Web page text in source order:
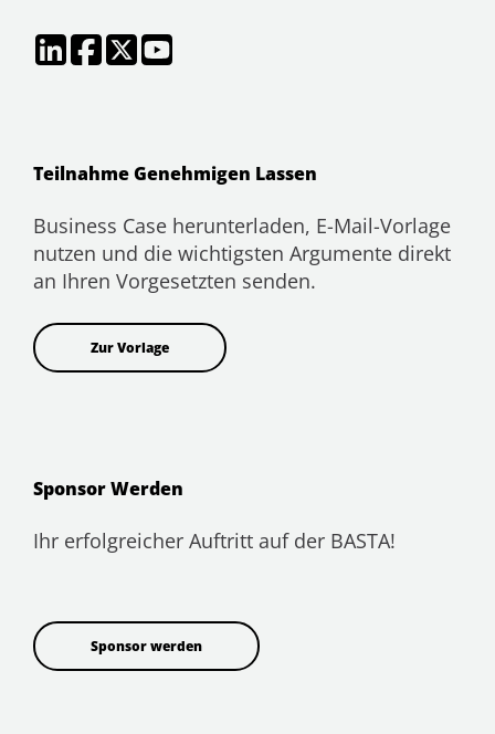
Teilnahme Genehmigen Lassen
Business Case herunterladen, E-Mail-Vorlage
nutzen und die wichtigsten Argumente direkt
an Ihren Vorgesetzten senden.
Zur Vorlage
Sponsor Werden
Ihr erfolgreicher Auftritt auf der BASTA!
Sponsor werden